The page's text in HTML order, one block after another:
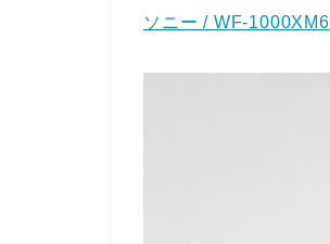
ソニー / WF-1000XM6